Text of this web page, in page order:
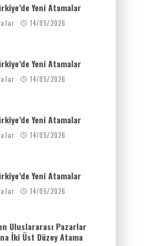
Yeni Atamalar
14/05/2026
Yeni Atamalar
14/05/2026
Yeni Atamalar
14/05/2026
Yeni Atamalar
14/05/2026
Uluslararası Pazarlar
İki Üst Düzey Atama